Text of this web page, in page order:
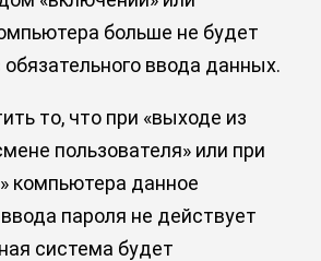
больше не будет
ввода данных.
то, что при «выходе из
пользователя» или при
компьютера данное
пароля не действует
система будет